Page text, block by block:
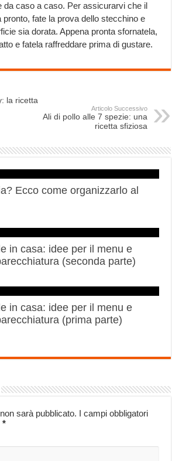
da caso a caso. Per assicurarvi che il
fate la prova dello stecchino e
sia dorata. Appena pronta sfornatela,
e fatela raffreddare prima di gustare.
la ricetta
Articolo Successivo
Ali di pollo alle 7 spezie: una
ricetta sfiziosa
Ecco come organizzarlo al
in casa: idee per il menu e
(seconda parte)
in casa: idee per il menu e
(prima parte)
sarà pubblicato. I campi obbligatori
*